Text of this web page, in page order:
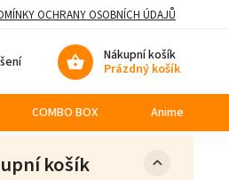
OCHRANY OSOBNÍCH ÚDAJŮ
Nákupní košík
Prázdný košík
COMBO BOX Anime
košík